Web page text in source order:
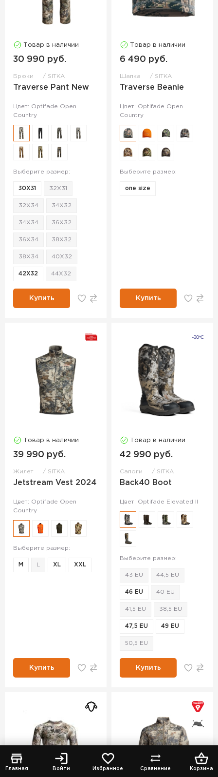
Главная Войти Избранное Сравнение Корзина
Товар в наличии
30 990 руб.
Брюки SITKA
Traverse Pant New
Цвет: Optifade Open
Country
Выберите размер:
30X31 32X31
32X34 34X32
34X34 36X32
36X34 38X32
38X34 40X32
42X32 44X32
Купить
Товар в наличии
6 490 руб.
Шапка SITKA
Traverse Beanie
Цвет: Optifade Open
Country
Выберите размер:
one size
Купить
Товар в наличии
39 990 руб.
Жилет SITKA
Jetstream Vest 2024
Цвет: Optifade Open
Country
Выберите размер:
M XL XXL
Купить
Товар в наличии
42 990 руб.
Сапоги SITKA
Back40 Boot
Цвет: Optifade Elevated II
Выберите размер:
43 EU 44,5 EU
46 EU 40 EU
41,5 EU 38,5 EU
47,5 EU 49 EU
50,5 EU
Купить